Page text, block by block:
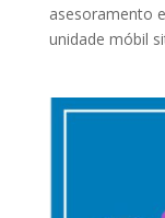
asesoramento
unidade móbil